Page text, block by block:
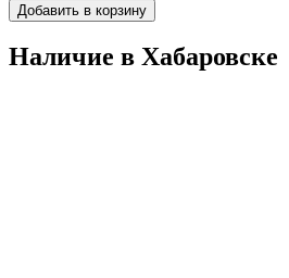
Добавить в корзину
Наличие в Хабаровскe